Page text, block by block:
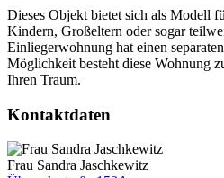
Dieses Objekt bietet sich als Modell
Kindern, Großeltern oder sogar
Einliegerwohnung hat einen
Möglichkeit besteht diese Wohnung
Ihren Traum.
Kontaktdaten
Frau Sandra Jaschkewitz